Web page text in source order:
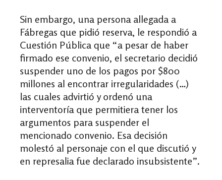
Sin embargo, una persona allegada a
Fábregas que pidió reserva, le respondió a
Cuestión Pública que “a pesar de haber
firmado ese convenio, el secretario decidió
suspender uno de los pagos por $800
millones al encontrar irregularidades (…)
las cuales advirtió y ordenó una
interventoría que permitiera tener los
argumentos para suspender el
mencionado convenio. Esa decisión
molestó al personaje con el que discutió y
en represalia fue declarado insubsistente”.